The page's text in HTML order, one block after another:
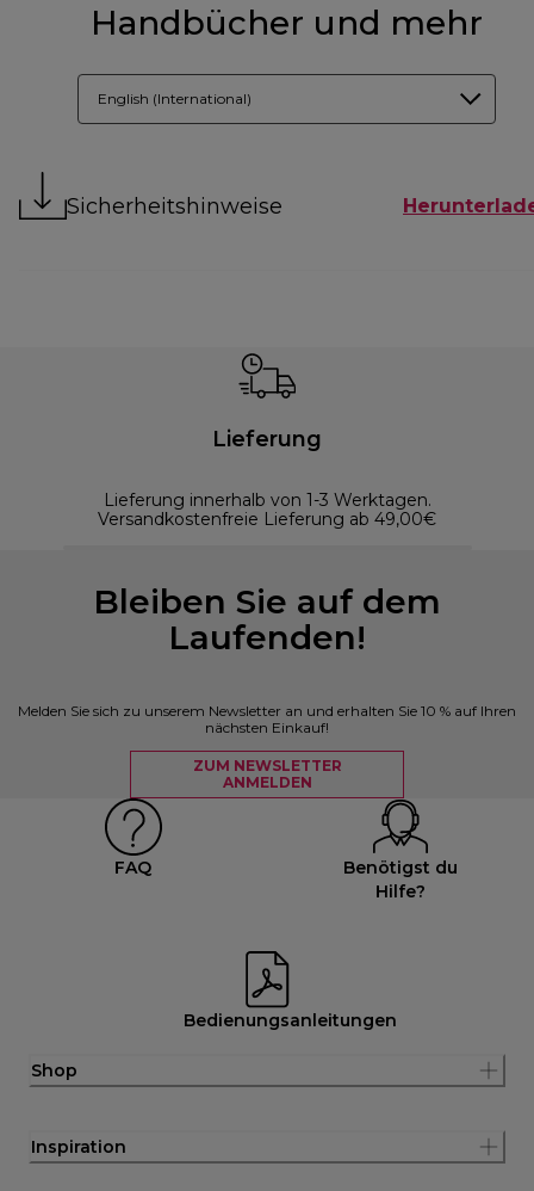
Handbücher und mehr
English (International)
Sicherheitshinweise
Lieferung
Lieferung innerhalb von 1-3 Werktagen.
Versandkostenfreie Lieferung ab 49,00€
Bleiben Sie auf dem
Laufenden!
Melden Sie sich zu unserem Newsletter an und erhalten Sie 10 % auf Ihren
nächsten Einkauf!
ZUM NEWSLETTER
ANMELDEN
FAQ
Benötigst du
Hilfe?
Bedienungsanleitungen
Shop
Inspiration